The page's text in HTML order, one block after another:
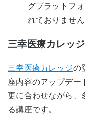
グプラットフ
れておりません
三幸医療カレッ
三幸医療カレッジの
座内容のアップデー
更に合わせながら、
る講座です。